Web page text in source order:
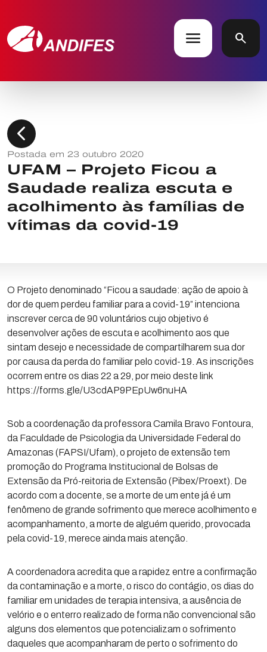
menu search
chevron_left
Postada em 23 outubro 2020
UFAM – Projeto Ficou a
Saudade realiza escuta e
acolhimento às famílias de
vítimas da covid-19
O Projeto denominado “Ficou a saudade: ação de apoio à
dor de quem perdeu familiar para a covid-19” intenciona
inscrever cerca de 90 voluntários cujo objetivo é
desenvolver ações de escuta e acolhimento aos que
sintam desejo e necessidade de compartilharem sua dor
por causa da perda do familiar pelo covid-19. As inscrições
ocorrem entre os dias 22 a 29, por meio deste link
https://forms.gle/U3cdAP9PEpUw6nuHA
Sob a coordenação da professora Camila Bravo Fontoura,
da Faculdade de Psicologia da Universidade Federal do
Amazonas (FAPSI/Ufam), o projeto de extensão tem
promoção do Programa Institucional de Bolsas de
Extensão da Pró-reitoria de Extensão (Pibex/Proext). De
acordo com a docente, se a morte de um ente já é um
fenômeno de grande sofrimento que merece acolhimento e
acompanhamento, a morte de alguém querido, provocada
pela covid-19, merece ainda mais atenção.
A coordenadora acredita que a rapidez entre a confirmação
da contaminação e a morte, o risco do contágio, os dias do
familiar em unidades de terapia intensiva, a ausência de
velório e o enterro realizado de forma não convencional são
alguns dos elementos que potencializam o sofrimento
daqueles que acompanharam de perto o sofrimento do